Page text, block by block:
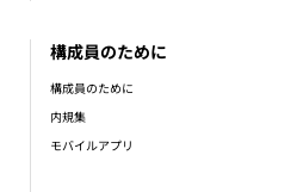
構成員のために
構成員のために
内規集
モバイルアプリ